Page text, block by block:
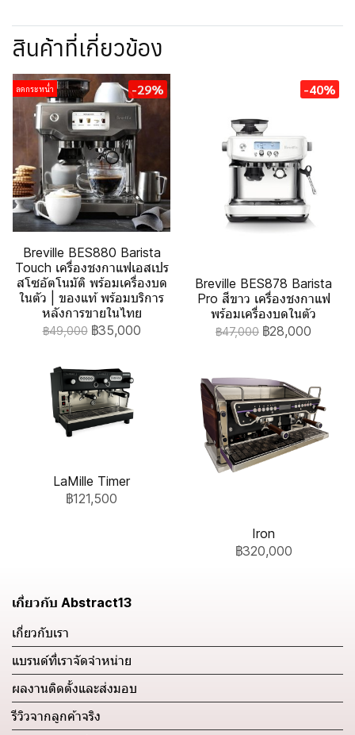
สินค้าที่เกี่ยวข้อง
ลดกระหน่ำ -29%
Breville BES880 Barista
Touch เครื่องชงกาแฟเอสเปร
สโซอัตโนมัติ พร้อมเครื่องบด
ในตัว | ของแท้ พร้อมบริการ
หลังการขายในไทย
฿49,000 ฿35,000
-40%
Breville BES878 Barista
Pro สีขาว เครื่องชงกาแฟ
พร้อมเครื่องบดในตัว
฿47,000 ฿28,000
LaMille Timer
฿121,500
Iron
฿320,000
เกี่ยวกับ Abstract13
เกี่ยวกับเรา
แบรนด์ที่เราจัดจำหน่าย
ผลงานติดตั้งและส่งมอบ
รีวิวจากลูกค้าจริง